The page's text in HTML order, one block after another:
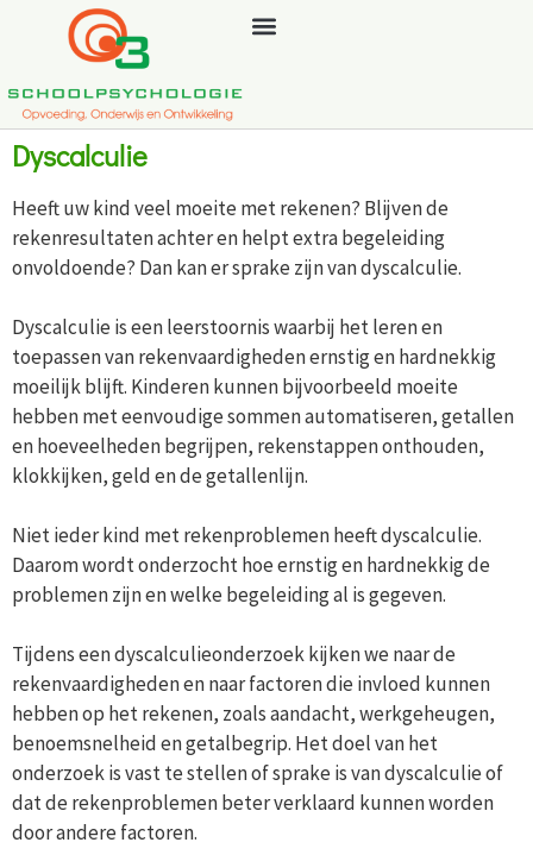
Dyscalculie
Heeft uw kind veel moeite met rekenen? Blijven de
rekenresultaten achter en helpt extra begeleiding
onvoldoende? Dan kan er sprake zijn van dyscalculie.
Dyscalculie is een leerstoornis waarbij het leren en
toepassen van rekenvaardigheden ernstig en hardnekkig
moeilijk blijft. Kinderen kunnen bijvoorbeeld moeite
hebben met eenvoudige sommen automatiseren, getallen
en hoeveelheden begrijpen, rekenstappen onthouden,
klokkijken, geld en de getallenlijn.
Niet ieder kind met rekenproblemen heeft dyscalculie.
Daarom wordt onderzocht hoe ernstig en hardnekkig de
problemen zijn en welke begeleiding al is gegeven.
Tijdens een dyscalculieonderzoek kijken we naar de
rekenvaardigheden en naar factoren die invloed kunnen
hebben op het rekenen, zoals aandacht, werkgeheugen,
benoemsnelheid en getalbegrip. Het doel van het
onderzoek is vast te stellen of sprake is van dyscalculie of
dat de rekenproblemen beter verklaard kunnen worden
door andere factoren.